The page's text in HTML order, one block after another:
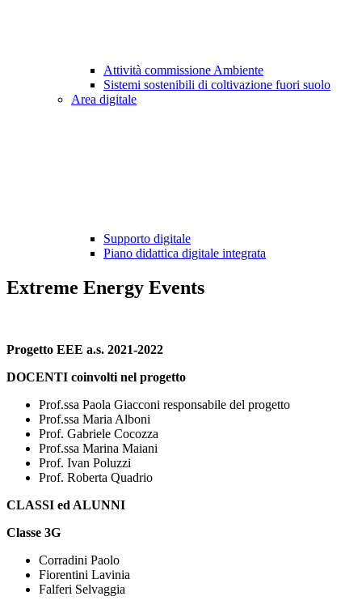
Attività commissione Ambiente
Sistemi sostenibili di coltivazione fuori suolo
Area digitale
Supporto digitale
Piano didattica digitale integrata
Extreme Energy Events
Progetto EEE a.s. 2021-2022
DOCENTI coinvolti nel progetto
Prof.ssa Paola Giacconi responsabile del progetto
Prof.ssa Maria Alboni
Prof. Gabriele Cocozza
Prof.ssa Marina Maiani
Prof. Ivan Poluzzi
Prof. Roberta Quadrio
CLASSI ed ALUNNI
Classe 3G
Corradini Paolo
Fiorentini Lavinia
Falferi Selvaggia